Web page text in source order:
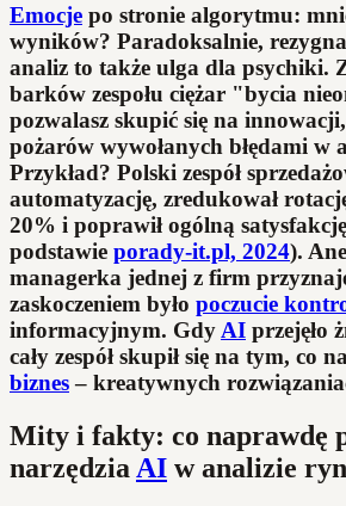
Emocje po stronie algorytmu:
wyników? Paradoksalnie,
analiz to także ulga dla psychiki.
barków zespołu ciężar "bycia
pozwalasz skupić się na
pożarów wywołanych błędami w
Przykład? Polski zespół
automatyzację, zredukował
20% i poprawił ogólną
podstawie porady-it.pl, 2024).
managerka jednej z firm
zaskoczeniem było poczucie
informacyjnym. Gdy AI przejęło
cały zespół skupił się na tym, co
biznes– kreatywnych
Mity i fakty: co naprawdę
narzędzia AI w analizie